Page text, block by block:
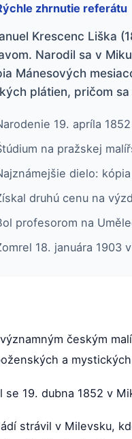
zhrnutie referátu
Krescenc Liška
Narodil sa v
Mánesových
plátien, pričom
19. apríla
na pražskej
dielo:
druhú cenu na
profesorom na
18. januára 1903
českým
a
se 19. dubna 1852 v
strávil v Milevsku,